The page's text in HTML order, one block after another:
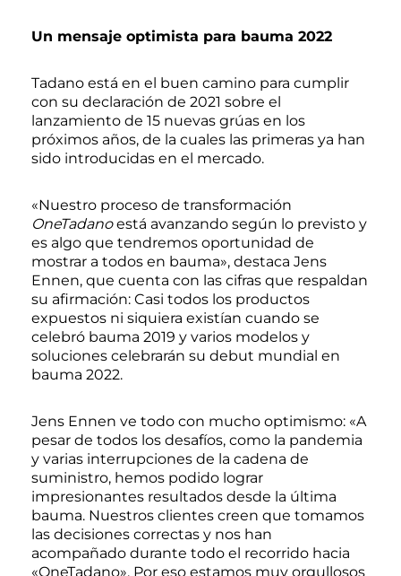
Un mensaje optimista para bauma 2022
Tadano está en el buen camino para cumplir
con su declaración de 2021 sobre el
lanzamiento de 15 nuevas grúas en los
próximos años, de la cuales las primeras ya han
sido introducidas en el mercado.
«Nuestro proceso de transformación
OneTadanoestá avanzando según lo previsto y
es algo que tendremos oportunidad de
mostrar a todos en bauma», destaca Jens
Ennen, que cuenta con las cifras que respaldan
su afirmación: Casi todos los productos
expuestos ni siquiera existían cuando se
celebró bauma 2019 y varios modelos y
soluciones celebrarán su debut mundial en
bauma 2022.
Jens Ennen ve todo con mucho optimismo: «A
pesar de todos los desafíos, como la pandemia
y varias interrupciones de la cadena de
suministro, hemos podido lograr
impresionantes resultados desde la última
bauma. Nuestros clientes creen que tomamos
las decisiones correctas y nos han
acompañado durante todo el recorrido hacia
«OneTadano». Por eso estamos muy orgullosos